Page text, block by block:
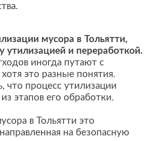
мусора в Тольятти,
утилизацией и переработкой.
иногда путают с
это разные понятия.
что процесс утилизации
этапов его обработки.
в Тольятти это
на безопасную